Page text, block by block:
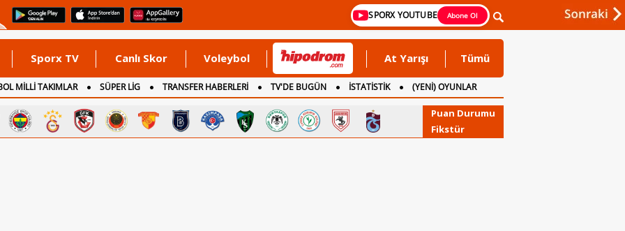
SPORX YOUTUBE Abone Ol
Sporx TV Canlı Skor Voleybol At Yarışı Tümü
MİLLİ TAKIMLAR SÜPER LİG TRANSFER HABERLERİ TV'DE BUGÜN İSTATİSTİK
(YENİ) OYUNLAR
Puan Durumu
Fikstür